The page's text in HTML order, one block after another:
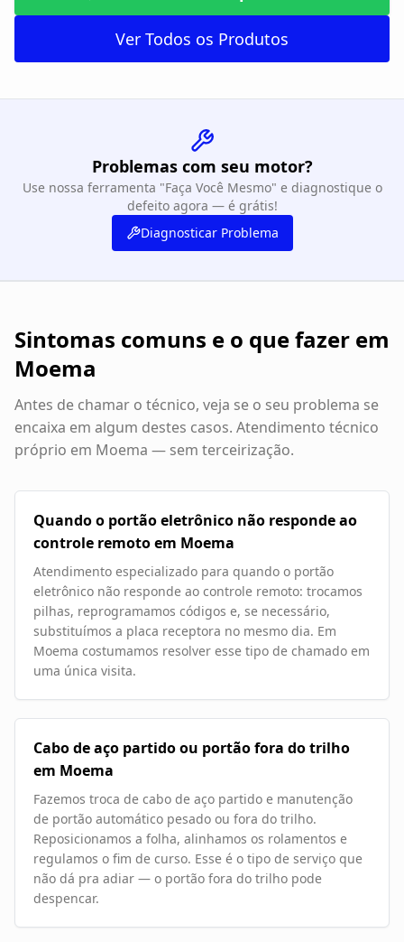
Ver Todos os Produtos
Problemas com seu motor?
Use nossa ferramenta "Faça Você Mesmo" e diagnostique o
defeito agora — é grátis!
Diagnosticar Problema
Sintomas comuns e o que fazer em
Moema
Antes de chamar o técnico, veja se o seu problema se
encaixa em algum destes casos. Atendimento técnico
próprio em Moema — sem terceirização.
Quando o portão eletrônico não responde ao
controle remoto em Moema
Atendimento especializado para quando o portão
eletrônico não responde ao controle remoto: trocamos
pilhas, reprogramamos códigos e, se necessário,
substituímos a placa receptora no mesmo dia. Em
Moema costumamos resolver esse tipo de chamado em
uma única visita.
Cabo de aço partido ou portão fora do trilho
em Moema
Fazemos troca de cabo de aço partido e manutenção
de portão automático pesado ou fora do trilho.
Reposicionamos a folha, alinhamos os rolamentos e
regulamos o fim de curso. Esse é o tipo de serviço que
não dá pra adiar — o portão fora do trilho pode
despencar.